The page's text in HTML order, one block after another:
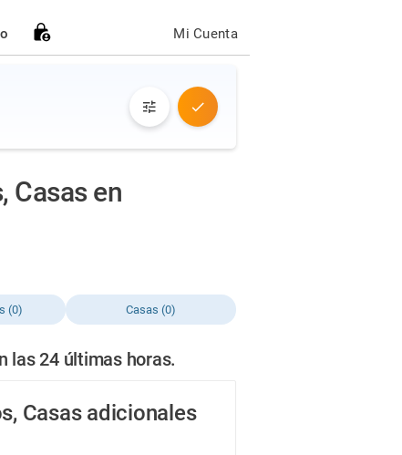
Mi Cuenta
Casas en
(0) Casas (0)
las 24 últimas horas.
Casas adicionales